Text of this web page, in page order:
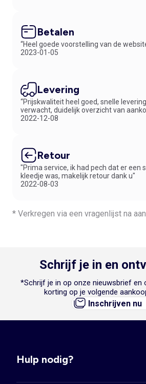
Betalen
“Heel goede voorstelling van de
2023-01-05
Levering
“Prijskwaliteit heel goed, snelle
verwacht, duidelijk overzicht van
2022-12-08
Retour
"Prima service, ik had pech dat er een
kleedje was, makelijk retour dank u"
2022-08-03
* Verkregen via een vragenlijst na
Schrijf je in en
*Schrijf je in op onze nieuwsbrief en
korting op je volgende
Inschrijven nu
Hulp nodig?